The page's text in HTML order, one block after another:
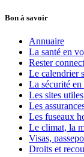
Bon à savoir
Annuaire
La santé en
Rester
Le calendrier
La sécurité
Les sites utiles
Les
Les fuseaux
Le climat, la
Visas,
Droits et